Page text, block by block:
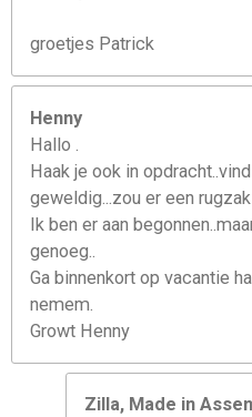
groetjes Patrick
Henny
Hallo .
Haak je ook in
geweldig...zou er een
Ik ben er aan
genoeg..
Ga binnenkort op vacantie
nemem.
Growt Henny
Zilla, Made in Assen